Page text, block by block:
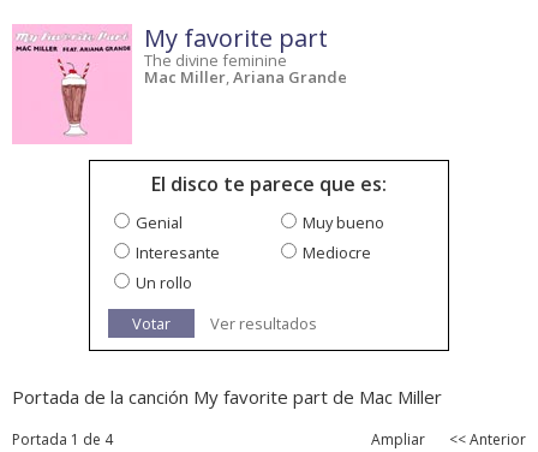
My favorite part
The divine feminine
Mac Miller,Ariana Grande
El disco te parece que es:
Genial
Muy bueno
Interesante
Mediocre
Un rollo
Votar
Ver resultados
Portada de la canción My favorite part de Mac Miller
Portada 1 de 4 Ampliar << Anterior